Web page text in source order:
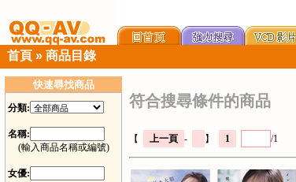
首頁 » 商品目錄
快速尋找商品
分類:
名稱:
(輸入商品名稱或編號)
女優:
符合搜尋條件的商品
【 上一頁 - 】 1 /1